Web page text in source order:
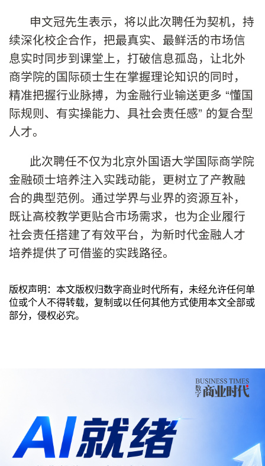
申文冠先生表示，将以此次聘任为契机，持
续深化校企合作，把最真实、最鲜活的市场信
息实时同步到课堂上，打破信息孤岛，让北外
商学院的国际硕士生在掌握理论知识的同时，
精准把握行业脉搏，为金融行业输送更多 “懂国
际规则、有实操能力、具社会责任感” 的复合型
人才。
此次聘任不仅为北京外国语大学国际商学院
金融硕士培养注入实践动能，更树立了产教融
合的典型范例。通过学界与业界的资源互补，
既让高校教学更贴合市场需求，也为企业履行
社会责任搭建了有效平台，为新时代金融人才
培养提供了可借鉴的实践路径。
版权声明：本文版权归数字商业时代所有，未经允许任何单
位或个人不得转载，复制或以任何其他方式使用本文全部或
部分，侵权必究。